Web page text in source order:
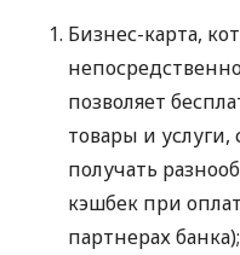
Бизнес-карта,
позволяет
товары и
получать
кэшбек при
партнерах банка);